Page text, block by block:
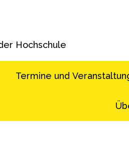
Hochschule
Termine und